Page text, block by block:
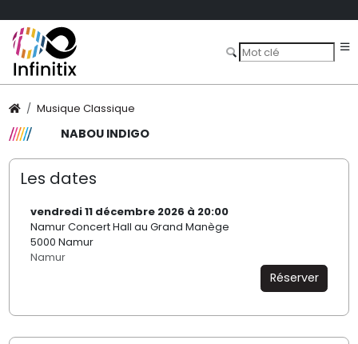
Musique Classique
NABOU INDIGO
Les dates
vendredi 11 décembre 2026 à 20:00
Namur Concert Hall au Grand Manège
5000 Namur
Namur
Réserver